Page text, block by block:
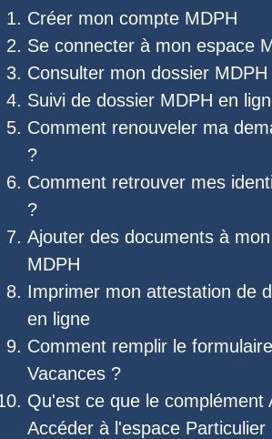
Créer mon compte MDPH
Se connecter à mon espace
Consulter mon dossier MDPH
Suivi de dossier MDPH en
Comment renouveler ma
?
Comment retrouver mes
?
Ajouter des documents à
MDPH
Imprimer mon attestation de
en ligne
Comment remplir le
Vacances ?
Qu'est ce que le complément
Accéder à l'espace Particulier